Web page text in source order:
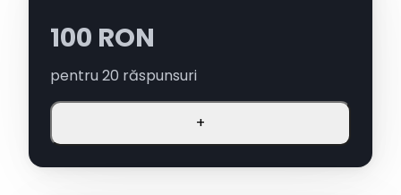
100 RON
pentru20 răspunsuri
+